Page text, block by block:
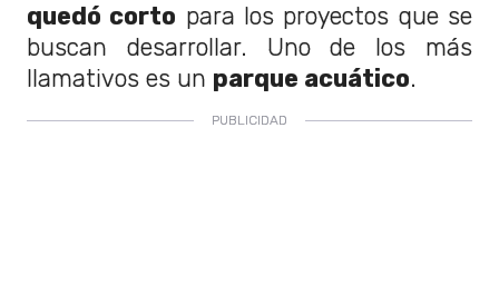
quedó corto para los proyectos que se
buscan desarrollar. Uno de los más
llamativos es un parque acuático.